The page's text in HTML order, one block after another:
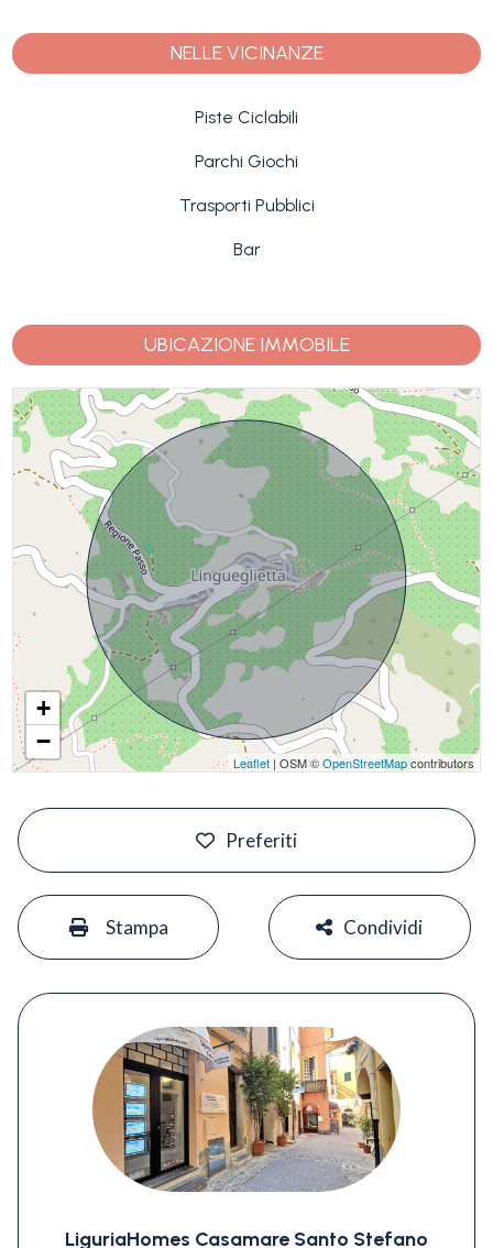
NELLE VICINANZE
Piste Ciclabili
Parchi Giochi
Trasporti Pubblici
Bar
UBICAZIONE IMMOBILE
+
−
Leaflet| OSM ©OpenStreetMapcontributors
Preferiti
Stampa Condividi
LiguriaHomes Casamare Santo Stefano